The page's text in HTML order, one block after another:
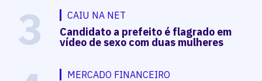
3 CAIU NA NET
Candidato a prefeito é flagrado em
vídeo de sexo com duas mulheres
MERCADO FINANCEIRO